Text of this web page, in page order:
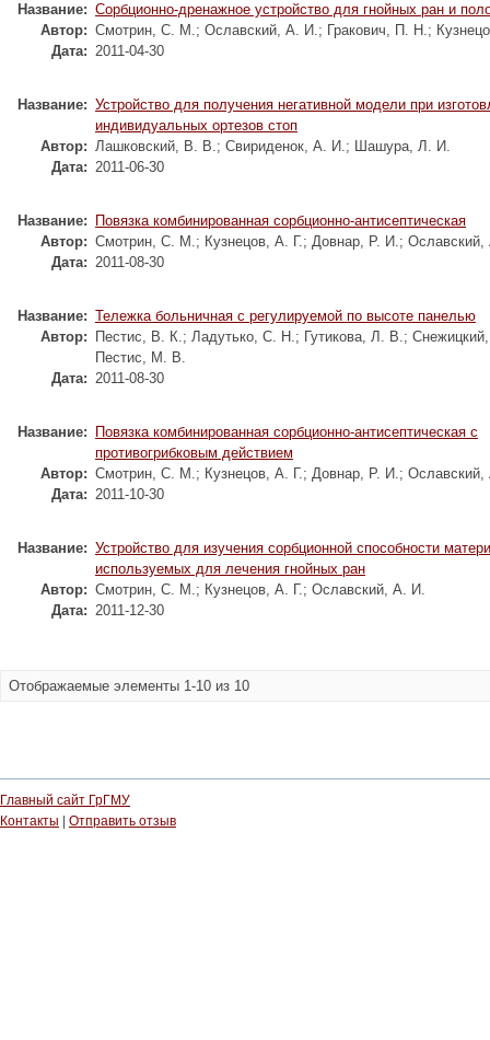
Название: Сорбционно-дренажное устройство для гнойных ран и
Автор: Смотрин, С. М.; Ославский, А. И.; Гракович, П. Н.;
Дата: 2011-04-30
Название: Устройство для получения негативной модели при
индивидуальных ортезов стоп
Автор: Лашковский, В. В.; Свириденок, А. И.; Шашура, Л. И.
Дата: 2011-06-30
Название:
Повязка комбинированная сорбционно-антисептическая
Автор: Смотрин, С. М.; Кузнецов, А. Г.; Довнар, Р. И.;
Дата: 2011-08-30
Название: Тележка больничная с регулируемой по высоте панелью
Автор:
Пестис, В. К.; Ладутько, С. Н.; Гутикова, Л. В.;
Пестис, М. В.
Дата: 2011-08-30
Название:
Повязка комбинированная сорбционно-антисептическая с
противогрибковым действием
Автор: Смотрин, С. М.; Кузнецов, А. Г.; Довнар, Р. И.;
Дата: 2011-10-30
Название: Устройство для изучения сорбционной способности
используемых для лечения гнойных ран
Автор: Смотрин, С. М.; Кузнецов, А. Г.; Ославский, А. И.
Дата: 2011-12-30
Отображаемые элементы 1-10 из 10
Главный сайт ГрГМУ
Контакты
Отправить отзыв